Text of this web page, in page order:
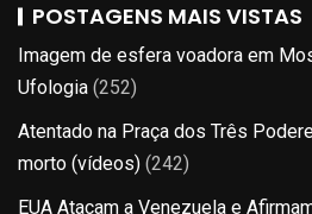
POSTAGENS MAIS VISTAS
Imagem de esfera voadora em
Ufologia (252)
Atentado na Praça dos Três
morto (vídeos) (242)
EUA Atacam a Venezuela e